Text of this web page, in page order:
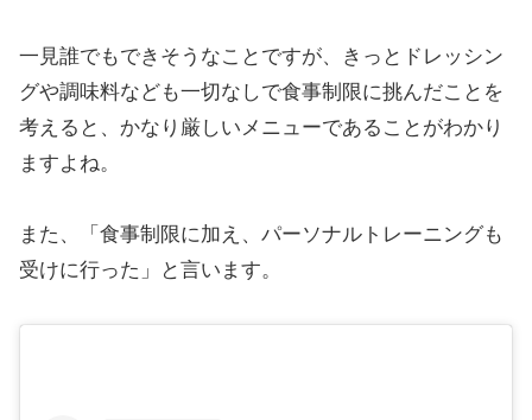
一見誰でもできそうなことですが、きっとドレッシン
グや調味料なども一切なしで食事制限に挑んだことを
考えると、かなり厳しいメニューであることがわかり
ますよね。
また、「食事制限に加え、パーソナルトレーニングも
受けに行った」と言います。